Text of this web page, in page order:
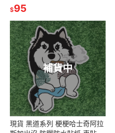
$95
補貨中
現貨 黑道系列 梗梗哈士奇阿拉